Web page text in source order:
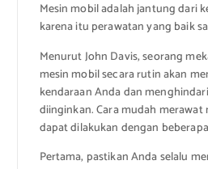
Mesin mobil adalah jantung dari
karena itu perawatan yang baik
Menurut John Davis, seorang
mesin mobil secara rutin akan
kendaraan Anda dan
diinginkan. Cara mudah
dapat dilakukan dengan
Pertama, pastikan Anda selalu